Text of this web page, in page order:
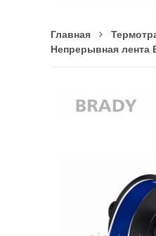
Главная
Непрерывная лента